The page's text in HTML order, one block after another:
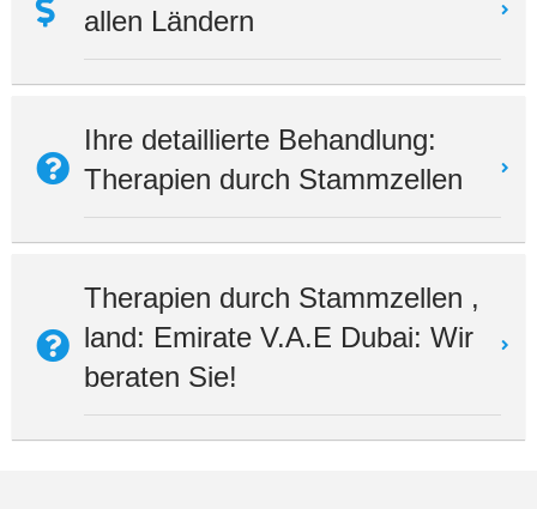
allen Ländern
Ihre detaillierte Behandlung:
Therapien durch Stammzellen
Therapien durch Stammzellen ,
land: Emirate V.A.E Dubai: Wir
beraten Sie!